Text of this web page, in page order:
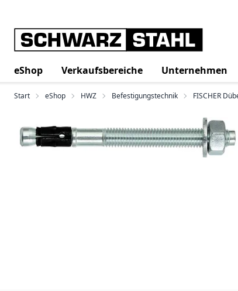
eShop Verkaufsbereiche Unternehmen
Start eShop HWZ Befestigungstechnik FISCHER